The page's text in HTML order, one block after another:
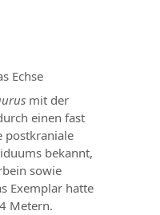
Echse
mit der
einen fast
postkraniale
bekannt,
sowie
Exemplar hatte
Metern.